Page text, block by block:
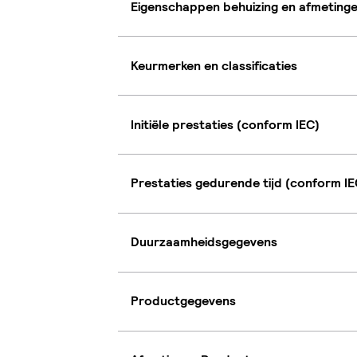
Eigenschappen behuizing en
Keurmerken en classificaties
Initiële prestaties (conform IEC)
Prestaties gedurende tijd (conform
Duurzaamheidsgegevens
Productgegevens